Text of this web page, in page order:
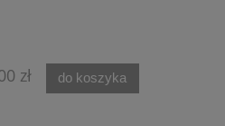
zł do koszyka